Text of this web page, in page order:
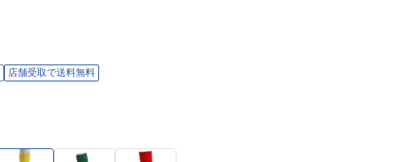
店舗受取で送料無料